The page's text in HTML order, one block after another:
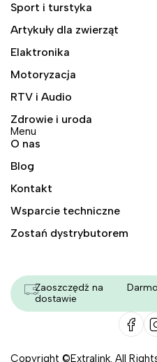
Sport i turstyka
Artykuły dla zwierząt
Elaktronika
Motoryzacja
RTV i Audio
Zdrowie i uroda
Menu
O nas
Blog
Kontakt
Wsparcie techniczne
Zostań dystrybutorem
Zaoszczędź na
dostawie
Copyright ©Extralink. All